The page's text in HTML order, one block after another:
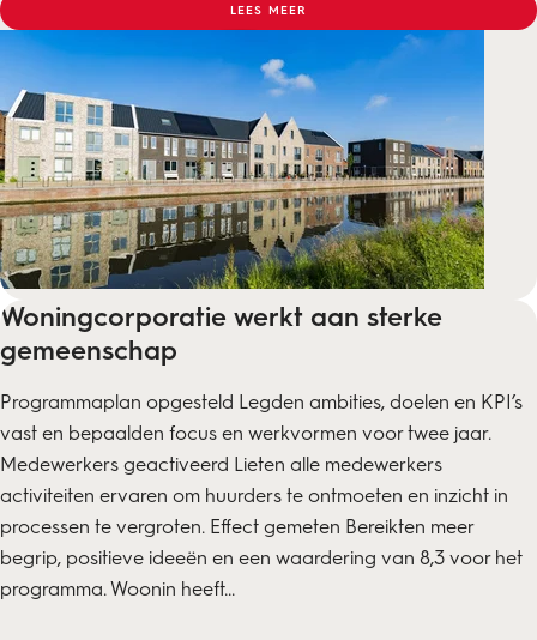
LEES MEER
Woningcorporatie werkt aan sterke
gemeenschap
Programmaplan opgesteld Legden ambities, doelen en KPI’s
vast en bepaalden focus en werkvormen voor twee jaar.
Medewerkers geactiveerd Lieten alle medewerkers
activiteiten ervaren om huurders te ontmoeten en inzicht in
processen te vergroten. Effect gemeten Bereikten meer
begrip, positieve ideeën en een waardering van 8,3 voor het
programma. Woonin heeft...